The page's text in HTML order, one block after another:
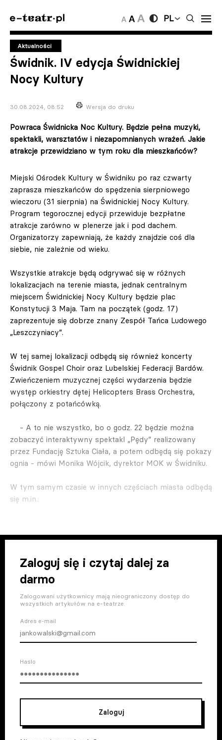
PL
Aktualności
Świdnik. IV edycja Świdnickiej
Nocy Kultury
30.08.2024, 08:52 Wersja do druku
Powraca Świdnicka Noc Kultury. Będzie pełna muzyki,
spektakli, warsztatów i niezapomnianych wrażeń. Jakie
atrakcje przewidziano w tym roku dla mieszkańców?
Miejski Ośrodek Kultury w Świdniku po raz czwarty
zaprasza mieszkańców do spędzenia sierpniowego
wieczoru (31 sierpnia) na Świdnickiej Nocy Kultury.
Program tegorocznej edycji przewiduje bezpłatne
atrakcje zarówno w plenerze jak i pod dachem.
Organizatorzy zapewniają, że każdy znajdzie coś dla
siebie, nie zależnie od wieku.
Wszystkie atrakcje będą odgrywać się w różnych
lokalizacjach na terenie miasta, jednak centralnym
miejscem Świdnickiej Nocy Kultury będzie plac
Konstytucji 3 Maja. Tam na początek (godz. 17)
zaprezentuje się dobrze znany Zespół Tańca Ludowego
„Leszczyniacy”.
W tej samej lokalizacji odbędą się również koncerty
Świdnik Gospel Choir oraz Lubelskiej Federacji Bardów.
Zwieńczeniem muzycznej części wydarzenia będzie
występ orkiestry dętej Helicopters Brass Orchestra,
połączony z potańcówką.
- A to nie wszystko, bo o godz. 22 będzie można
zobaczyć interaktywny spektakl „Pędy” realizowany
przez Fundację Sztuka Ciała, a potem odbędą się pokazy
ognia - mówi Monika Wójcik, dyrektor MOK w Świdniku.
W tym samym czasie w innych częściach miasta odbędą
się m.in.:
Zaloguj się i czytaj dalej za
darmo
Zalogowani użytkownicy mają nieograniczony dostęp do
wszystkich artykułów na e-teatrze.
Adres e-mail
Haslo
Zaloguj